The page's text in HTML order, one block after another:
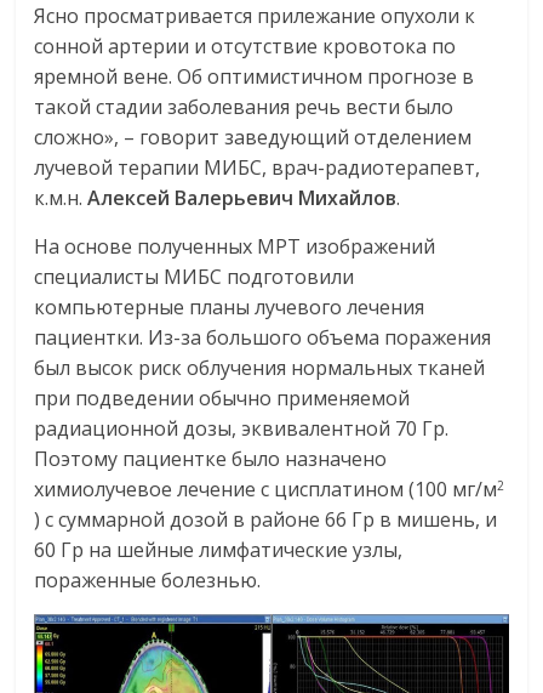
Ясно просматривается прилежание опухоли к
сонной артерии и отсутствие кровотока по
яремной вене. Об оптимистичном прогнозе в
такой стадии заболевания речь вести было
сложно», – говорит заведующий отделением
лучевой терапии МИБС, врач-радиотерапевт,
к.м.н.Алексей Валерьевич Михайлов.
На основе полученных МРТ изображений
специалисты МИБС подготовили
компьютерные планы лучевого лечения
пациентки. Из-за большого объема поражения
был высок риск облучения нормальных тканей
при подведении обычно применяемой
радиационной дозы, эквивалентной 70 Гр.
Поэтому пациентке было назначено
химиолучевое лечение с цисплатином (100 мг/м2
) с суммарной дозой в районе 66 Гр в мишень, и
60 Гр на шейные лимфатические узлы,
пораженные болезнью.